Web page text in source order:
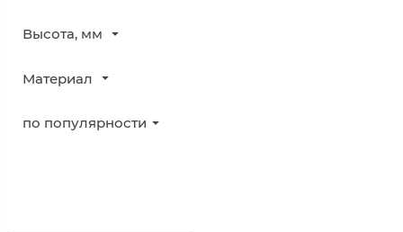
Высота, мм
Материал
по популярности